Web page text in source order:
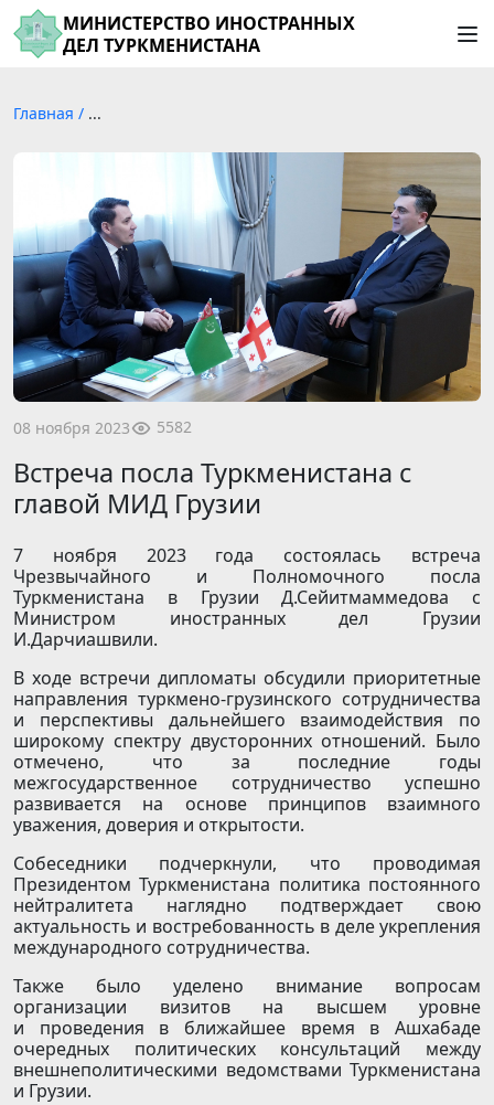
МИНИСТЕРСТВО ИНОСТРАННЫХ
ДЕЛ ТУРКМЕНИСТАНА
Главная / ...
08 ноября 2023 5582
Встреча посла Туркменистана с
главой МИД Грузии
7 ноября 2023 года состоялась встреча
Чрезвычайного и Полномочного посла
Туркменистана в Грузии Д.Сейитмаммедова с
Министром иностранных дел Грузии
И.Дарчиашвили.
В ходе встречи дипломаты обсудили приоритетные
направления туркмено-грузинского сотрудничества
и перспективы дальнейшего взаимодействия по
широкому спектру двусторонних отношений. Было
отмечено, что за последние годы
межгосударственное сотрудничество успешно
развивается на основе принципов взаимного
уважения, доверия и открытости.
Собеседники подчеркнули, что проводимая
Президентом Туркменистана политика постоянного
нейтралитета наглядно подтверждает свою
актуальность и востребованность в деле укрепления
международного сотрудничества.
Также было уделено внимание вопросам
организации визитов на высшем уровне
и проведения в ближайшее время в Ашхабаде
очередных политических консультаций между
внешнеполитическими ведомствами Туркменистана
и Грузии.